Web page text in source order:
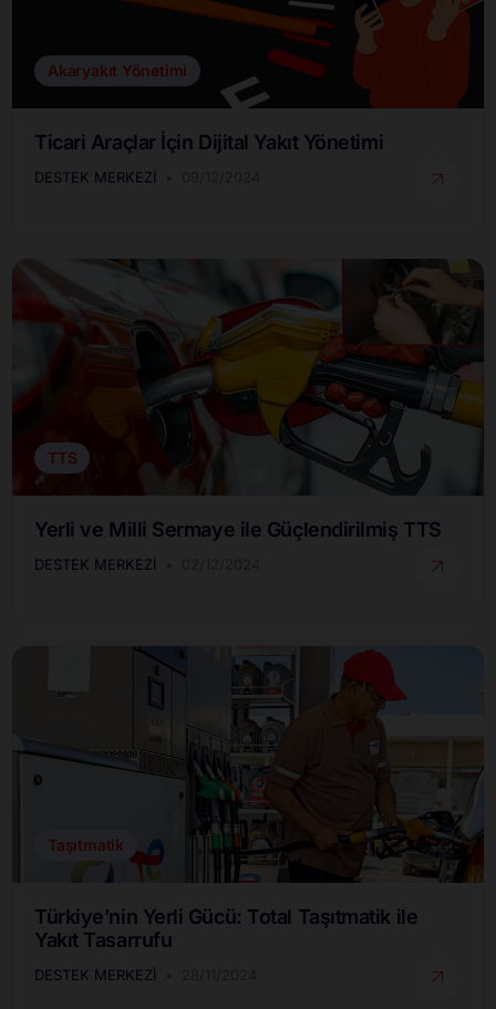
Akaryakıt Yönetimi
Ticari Araçlar İçin Dijital Yakıt Yönetimi
DESTEK MERKEZI
TTS
Yerli ve Milli Sermaye ile Güçlendirilmiş TTS
DESTEK MERKEZI
Taşıtmatik
Türkiye’nin Yerli Gücü: Total Taşıtmatik ile
Yakıt Tasarrufu
DESTEK MERKEZI